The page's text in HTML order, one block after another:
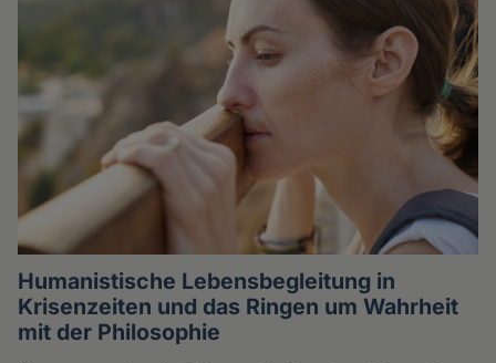
Humanistische Lebensbegleitung in
Krisenzeiten und das Ringen um Wahrheit
mit der Philosophie